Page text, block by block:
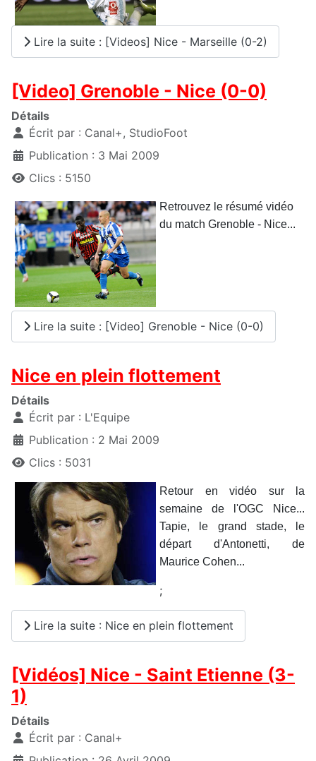
Lire la suite : [Videos] Nice - Marseille (0-2)
[Video] Grenoble - Nice (0-0)
Détails
Écrit par : Canal+, StudioFoot
Publication : 3 Mai 2009
Clics : 5150
Retrouvez le résumé vidéo
du match Grenoble - Nice...
Lire la suite : [Video] Grenoble - Nice (0-0)
Nice en plein flottement
Détails
Écrit par : L'Equipe
Publication : 2 Mai 2009
Clics : 5031
Retour en vidéo sur la
semaine de l'OGC Nice...
Tapie, le grand stade, le
départ d'Antonetti, de
Maurice Cohen...
;
Lire la suite : Nice en plein flottement
[Vidéos] Nice - Saint Etienne (3-
1)
Détails
Écrit par : Canal+